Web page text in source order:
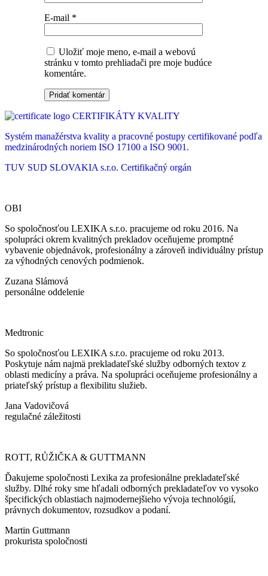
E-mail *
Uložiť moje meno, e-mail a webovú
stránku v tomto prehliadači pre moje budúce
komentáre.
CERTIFIKÁTY KVALITY
Systém manažérstva kvality a pracovné postupy certifikované podľa
medzinárodných noriem ISO 17100 a ISO 9001.
TUV SUD SLOVAKIA s.r.o. Certifikačný orgán
OBI
So spoločnosťou LEXIKA s.r.o. pracujeme od roku 2016. Na
spolupráci okrem kvalitných prekladov oceňujeme promptné
vybavenie objednávok, profesionálny a zároveň individuálny prístup
za výhodných cenových podmienok.
Zuzana Slámová
personálne oddelenie
Medtronic
So spoločnosťou LEXIKA s.r.o. pracujeme od roku 2013.
Poskytuje nám najmä prekladateľské služby odborných textov z
oblasti medicíny a práva. Na spolupráci oceňujeme profesionálny a
priateľský prístup a flexibilitu služieb.
Jana Vadovičová
regulačné záležitosti
ROTT, RŮŽIČKA & GUTTMANN
Ďakujeme spoločnosti Lexika za profesionálne prekladateľské
služby. Dlhé roky sme hľadali odborných prekladateľov vo vysoko
špecifických oblastiach najmodernejšieho vývoja technológií,
právnych dokumentov, rozsudkov a podaní.
Martin Guttmann
prokurista spoločnosti